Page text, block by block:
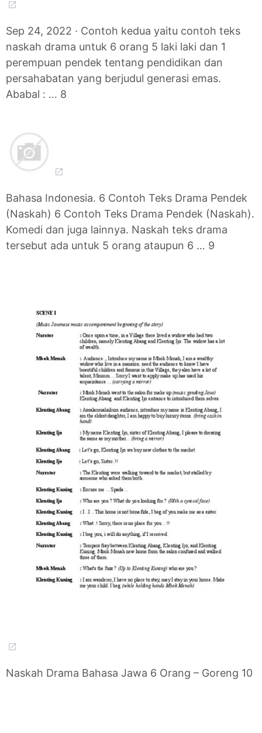
Sep 24, 2022 · Contoh kedua yaitu contoh teks
naskah drama untuk 6 orang 5 laki laki dan 1
perempuan pendek tentang pendidikan dan
persahabatan yang berjudul generasi emas.
Ababal : … 8
Bahasa Indonesia. 6 Contoh Teks Drama Pendek
(Naskah) 6 Contoh Teks Drama Pendek (Naskah).
Komedi dan juga lainnya. Naskah teks drama
tersebut ada untuk 5 orang ataupun 6 … 9
Naskah Drama Bahasa Jawa 6 Orang – Goreng 10